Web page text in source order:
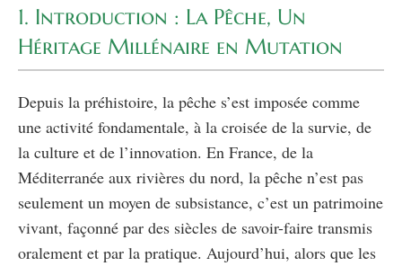
1. Introduction : La Pêche, Un
Héritage Millénaire en Mutation
Depuis la préhistoire, la pêche s’est imposée comme
une activité fondamentale, à la croisée de la survie, de
la culture et de l’innovation. En France, de la
Méditerranée aux rivières du nord, la pêche n’est pas
seulement un moyen de subsistance, c’est un patrimoine
vivant, façonné par des siècles de savoir-faire transmis
oralement et par la pratique. Aujourd’hui, alors que les